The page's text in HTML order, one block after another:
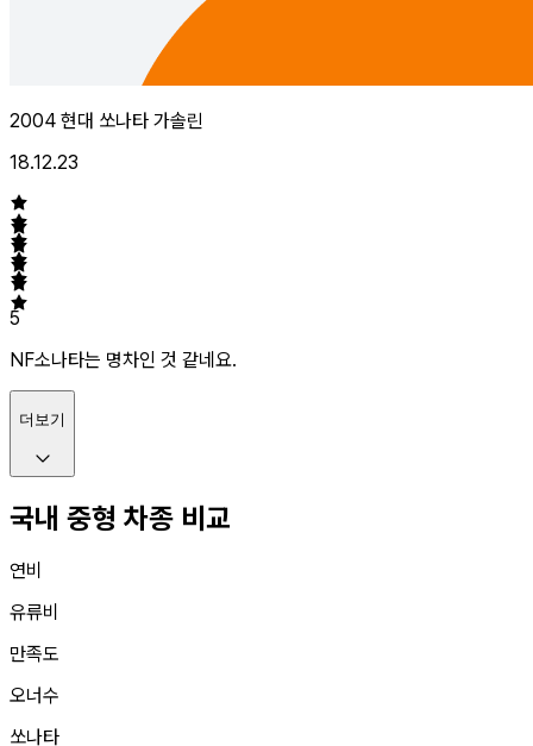
2004 현대 쏘나타 가솔린
18.12.23
5
NF소나타는 명차인 것 같네요.
더보기
국내 중형 차종 비교
연비
유류비
만족도
오너수
쏘나타